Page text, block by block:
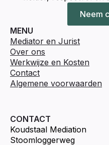
Neem
MENU
Mediator en Jurist
Over ons
Werkwijze en Kosten
Contact
Algemene voorwaarden
CONTACT
Koudstaal Mediation
Stoomloggerweg